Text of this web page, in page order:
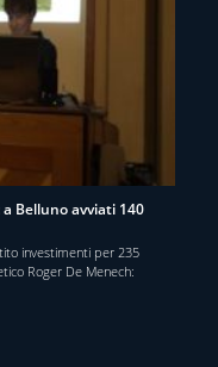
Belluno avviati 140
investimenti per 235
Roger De Menech: